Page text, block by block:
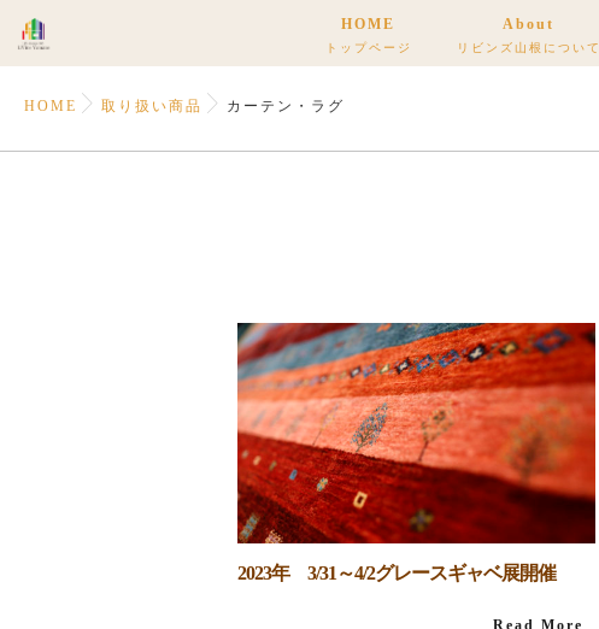
HOME
トップページ
About
リビンズ山根について
HOME 取り扱い商品 カーテン・ラグ
2023年 3/31～4/2グレースギャベ展開催
Read More